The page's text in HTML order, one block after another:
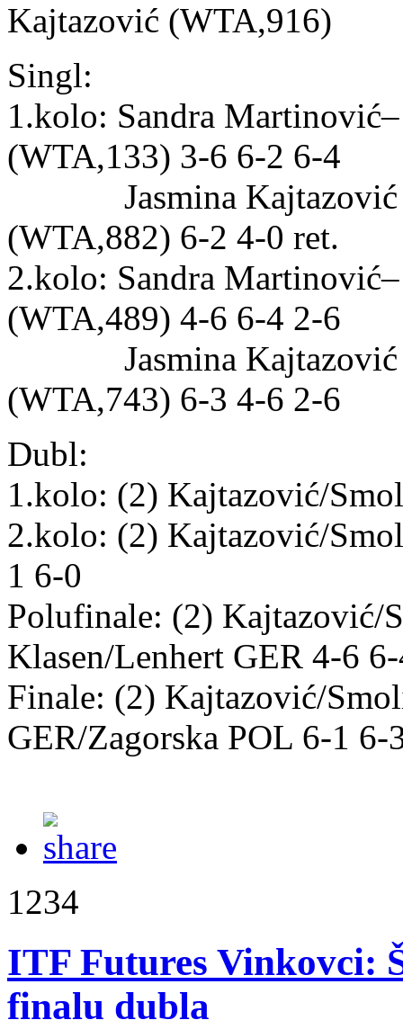
Kajtazović (WTA,916)
Singl:
1.kolo: Sandra
(WTA,133) 3-6 6-2 6-4
Jasmina Kajtazović –
(WTA,882) 6-2 4-0 ret.
2.kolo: Sandra
(WTA,489) 4-6 6-4 2-6
Jasmina Kajtazović –
(WTA,743) 6-3 4-6 2-6
Dubl:
1.kolo: (2) Kajtazović/
2.kolo: (2) Kajtazović/
1 6-0
Polufinale: (2) Kajtazović/
Klasen/Lenhert GER 4-6
Finale: (2) Kajtazović/
GER/Zagorska POL 6-1 6-
1234
ITF Futures Vinkovci:
finalu dubla